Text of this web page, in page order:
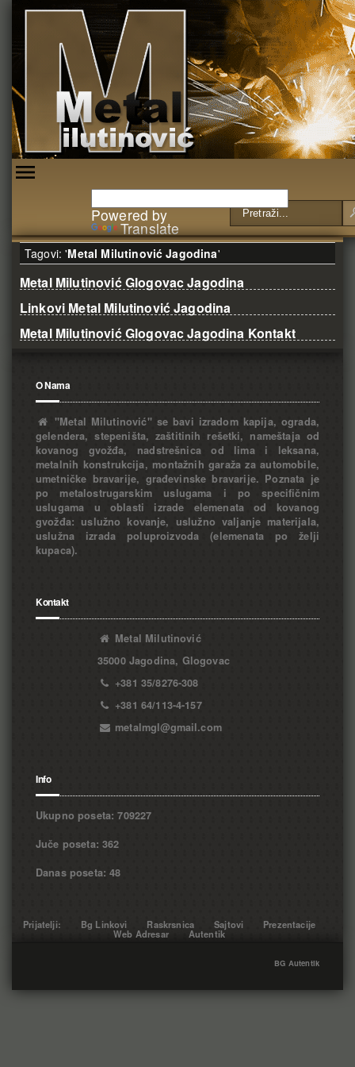
Powered by
Translate
Tagovi: 'Metal Milutinović Jagodina'
Metal Milutinović Glogovac Jagodina
Linkovi Metal Milutinović Jagodina
Metal Milutinović Glogovac Jagodina Kontakt
O Nama
"Metal Milutinović" se bavi izradom kapija, ograda,
gelendera, stepeništa, zaštitinih rešetki, nameštaja od
kovanog gvožđa, nadstrešnica od lima i leksana,
metalnih konstrukcija, montažnih garaža za automobile,
umetničke bravarije, građevinske bravarije. Poznata je
po metalostrugarskim uslugama i po specifičnim
uslugama u oblasti izrade elemenata od kovanog
gvožđa: uslužno kovanje, uslužno valjanje materijala,
uslužna izrada poluproizvoda (elemenata po želji
kupaca).
Kontakt
Metal Milutinović
35000 Jagodina, Glogovac
+381 35/8276-308
+381 64/113-4-157
metalmgl@gmail.com
Info
Ukupno poseta: 709227
Juče poseta: 362
Danas poseta: 48
Prijatelji: Bg Linkovi Raskrsnica Sajtovi Prezentacije
Web Adresar Autentik
BG Autentik